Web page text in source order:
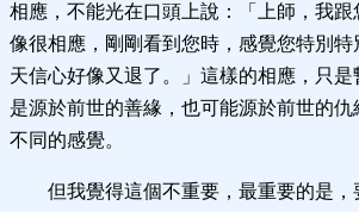
相應，不能光在口頭上說：「上師，我
像很相應，剛剛看到您時，感覺您特別
天信心好像又退了。」這樣的相應，只
是源於前世的善緣，也可能源於前世的
不同的感覺。
但我覺得這個不重要，最重要的是